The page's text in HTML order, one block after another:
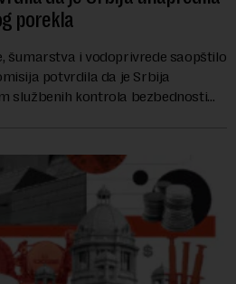
porekla
šumarstva i vodoprivrede saopštilo
potvrdila da je Srbija
službenih kontrola bezbednosti